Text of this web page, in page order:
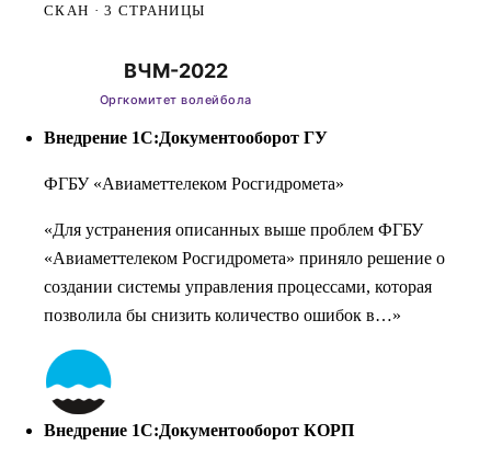
СКАН · 3 СТРАНИЦЫ
Внедрение 1С:Документооборот ГУ
ФГБУ «Авиаметтелеком Росгидромета»
«Для устранения описанных выше проблем ФГБУ
«Авиаметтелеком Росгидромета» приняло решение о
создании системы управления процессами, которая
позволила бы снизить количество ошибок в…»
Внедрение 1С:Документооборот КОРП